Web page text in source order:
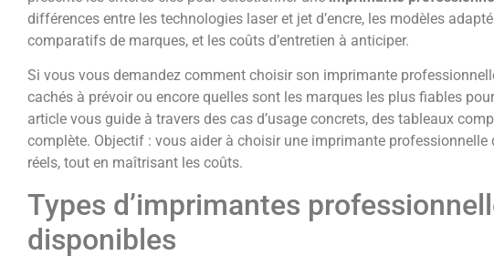
différences entre les technologies laser et jet d’encre, les modèles
comparatifs de marques, et les coûts d’entretien à anticiper.
Si vous vous demandez comment choisir son imprimante
cachés à prévoir ou encore quelles sont les marques les plus fiables
article vous guide à travers des cas d’usage concrets, des tableaux
complète. Objectif : vous aider à choisir une imprimante professionnelle
réels, tout en maîtrisant les coûts.
Types d’imprimantes
disponibles